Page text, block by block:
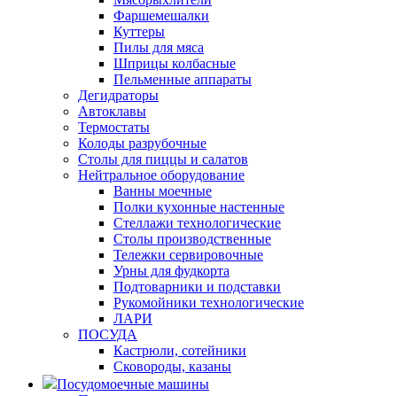
Фаршемешалки
Куттеры
Пилы для мяса
Шприцы колбасные
Пельменные аппараты
Дегидраторы
Автоклавы
Термостаты
Колоды разрубочные
Столы для пиццы и салатов
Нейтральное оборудование
Ванны моечные
Полки кухонные настенные
Стеллажи технологические
Столы производственные
Тележки сервировочные
Урны для фудкорта
Подтоварники и подставки
Рукомойники технологические
ЛАРИ
ПОСУДА
Кастрюли, сотейники
Сковороды, казаны
Посудомоечные машины